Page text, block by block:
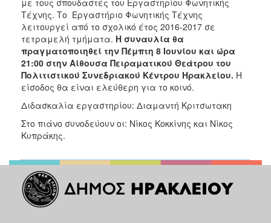
ΤΟΠΟΣ
ΠΟΛΙΤΙΣΜΟΣ
ΑΝΘΕΚΤΙΚΗ
ΠΟΛΗ
Τέχνης. Το Εργαστήριο Φωνητικής Τέχνης
λειτουργεί από το σχολικό έτος 2016-2017 σε
τετραμελή τμήματα. Η συναυλία θα
πραγματοποιηθεί την Πέμπτη 8 Ιουνίου και ώρα
21:00 στην Αίθουσα Πειραματικού Θεάτρου του
Πολιτιστικού Συνεδριακού Κέντρου Ηρακλείου. Η
είσοδος θα είναι ελεύθερη για το κοινό.
Διδασκαλία εργαστηρίου: Διαμαντή Κριτσωτακη
Στο πιάνο συνοδεύουν οι: Νίκος Κοκκίνης και Νίκος
Κυπράκης.